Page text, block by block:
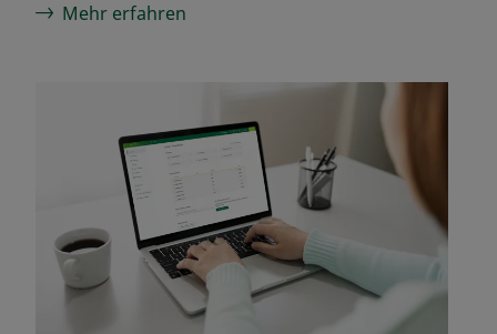
Mehr erfahren